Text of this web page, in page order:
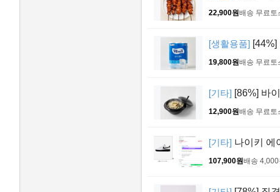
22,900원배송 무료 토
[생활용품]
19,800원배송 무료 토
[기타] [86%] 바
12,900원배송 무료 토
[기타] 나이키 에
107,900원배송 4,000